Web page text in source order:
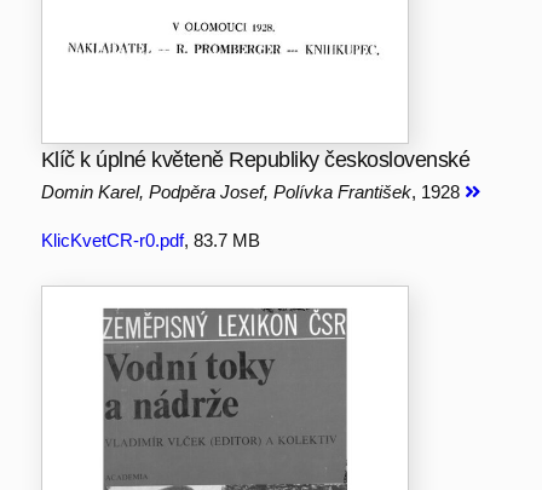
Klíč k úplné květeně Republiky československé
Domin Karel, Podpěra Josef, Polívka František, 1928
KlicKvetCR-r0.pdf, 83.7 MB